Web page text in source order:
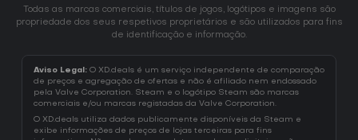
Todas as marcas comerciais, títulos de jogos, logótipos e imagens são
propriedade dos seus respetivos proprietários e são utilizados para fins
de identificação e informação.
Aviso Legal: O XD.deals é um serviço independente de comparação
de preços e agregação de ofertas e não é afiliado nem endossado
pela Valve Corporation. Steam e o logótipo Steam são marcas
comerciais e/ou marcas registadas da Valve Corporation.
O XD.deals utiliza dados publicamente disponíveis da Steam e
exibe informações de preços de lojas terceiras para fins